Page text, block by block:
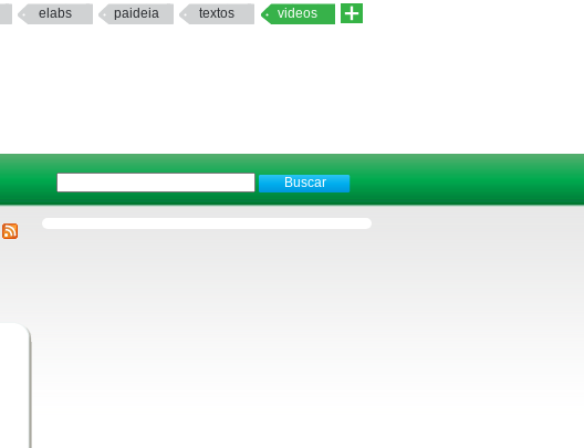
elabs paideia textos videos